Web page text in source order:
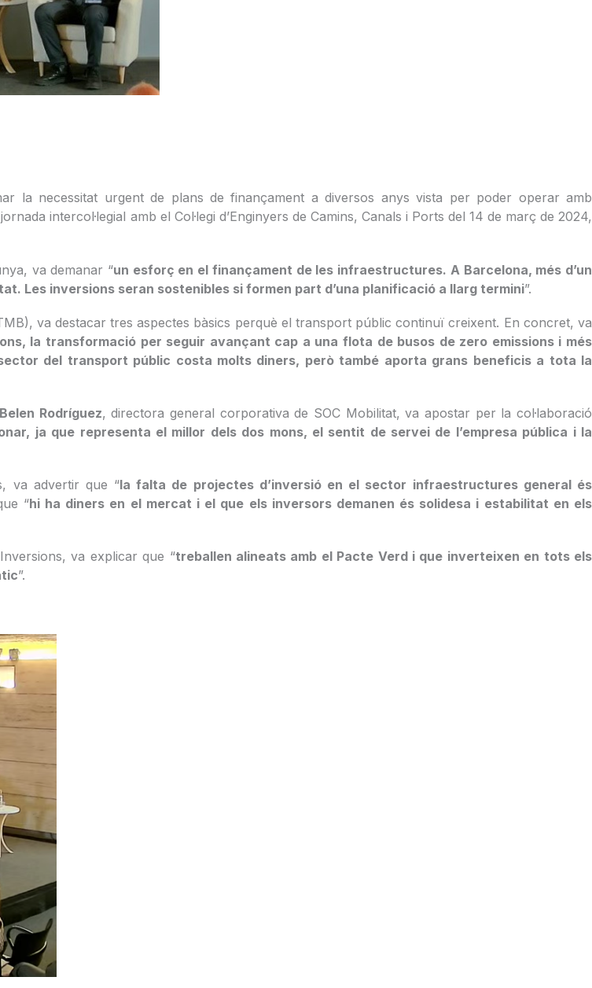
la necessitat urgent de plans de finançament a diversos anys vista per poder operar amb
intercol·legial amb el Col·legi d’Enginyers de Camins, Canals i Ports del 14 de març de 2024,
va demanar “un esforç en el finançament de les infraestructures. A Barcelona, més d’un
Les inversions seran sostenibles si formen part d’una planificació a llarg termini”.
va destacar tres aspectes bàsics perquè el transport públic continuï creixent. En concret, va
la transformació per seguir avançant cap a una flota de busos de zero emissions i més
del transport públic costa molts diners, però també aporta grans beneficis a tota la
Belen Rodríguez, directora general corporativa de SOC Mobilitat, va apostar per la col·laboració
ja que representa el millor dels dos mons, el sentit de servei de l’empresa pública i la
va advertir que “la falta de projectes d’inversió en el sector infraestructures general és
“hi ha diners en el mercat i el que els inversors demanen és solidesa i estabilitat en els
va explicar que “treballen alineats amb el Pacte Verd i que inverteixen en tots els
”.